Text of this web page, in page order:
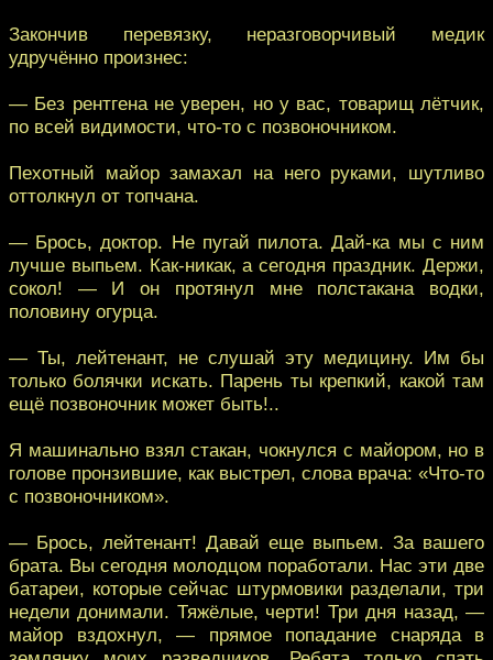
Закончив перевязку, неразговорчивый медик
удручённо произнес:
— Без рентгена не уверен, но у вас, товарищ лётчик,
по всей видимости, что-то с позвоночником.
Пехотный майор замахал на него руками, шутливо
оттолкнул от топчана.
— Брось, доктор. Не пугай пилота. Дай-ка мы с ним
лучше выпьем. Как-никак, а сегодня праздник. Держи,
сокол! — И он протянул мне полстакана водки,
половину огурца.
— Ты, лейтенант, не слушай эту медицину. Им бы
только болячки искать. Парень ты крепкий, какой там
ещё позвоночник может быть!..
Я машинально взял стакан, чокнулся с майором, но в
голове пронзившие, как выстрел, слова врача: «Что-то
с позвоночником».
— Брось, лейтенант! Давай еще выпьем. За вашего
брата. Вы сегодня молодцом поработали. Нас эти две
батареи, которые сейчас штурмовики разделали, три
недели донимали. Тяжёлые, черти! Три дня назад, —
майор вздохнул, — прямое попадание снаряда в